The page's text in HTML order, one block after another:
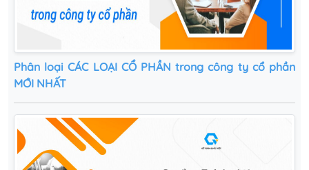
Phân loại CÁC LOẠI CỔ PHẦN trong công ty cổ phần
MỚI NHẤT